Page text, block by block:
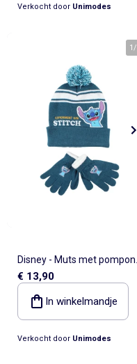
Verkocht door Unimodes
1/
Disney - Muts met pompon
en handschoenen met
personages
€ 13,90
In winkelmandje
Verkocht door Unimodes